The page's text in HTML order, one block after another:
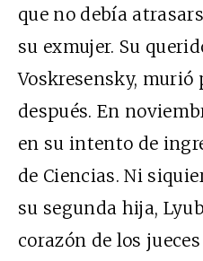
que no debía
su exmujer. Su
Voskresensky, murió
después. En
en su intento de
de Ciencias. Ni
su segunda hija,
corazón de los